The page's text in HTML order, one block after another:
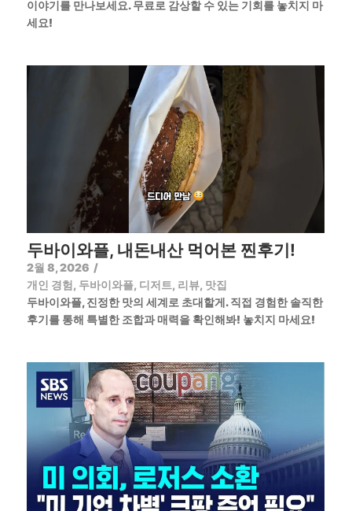
이야기를 만나보세요. 무료로 감상할 수 있는 기회를 놓치지 마
세요!
두바이와플, 내돈내산 먹어본 찐후기!
2월 8, 2026 /
개인 경험, 두바이와플, 디저트, 리뷰, 맛집
두바이와플, 진정한 맛의 세계로 초대할게. 직접 경험한 솔직한
후기를 통해 특별한 조합과 매력을 확인해봐! 놓치지 마세요!